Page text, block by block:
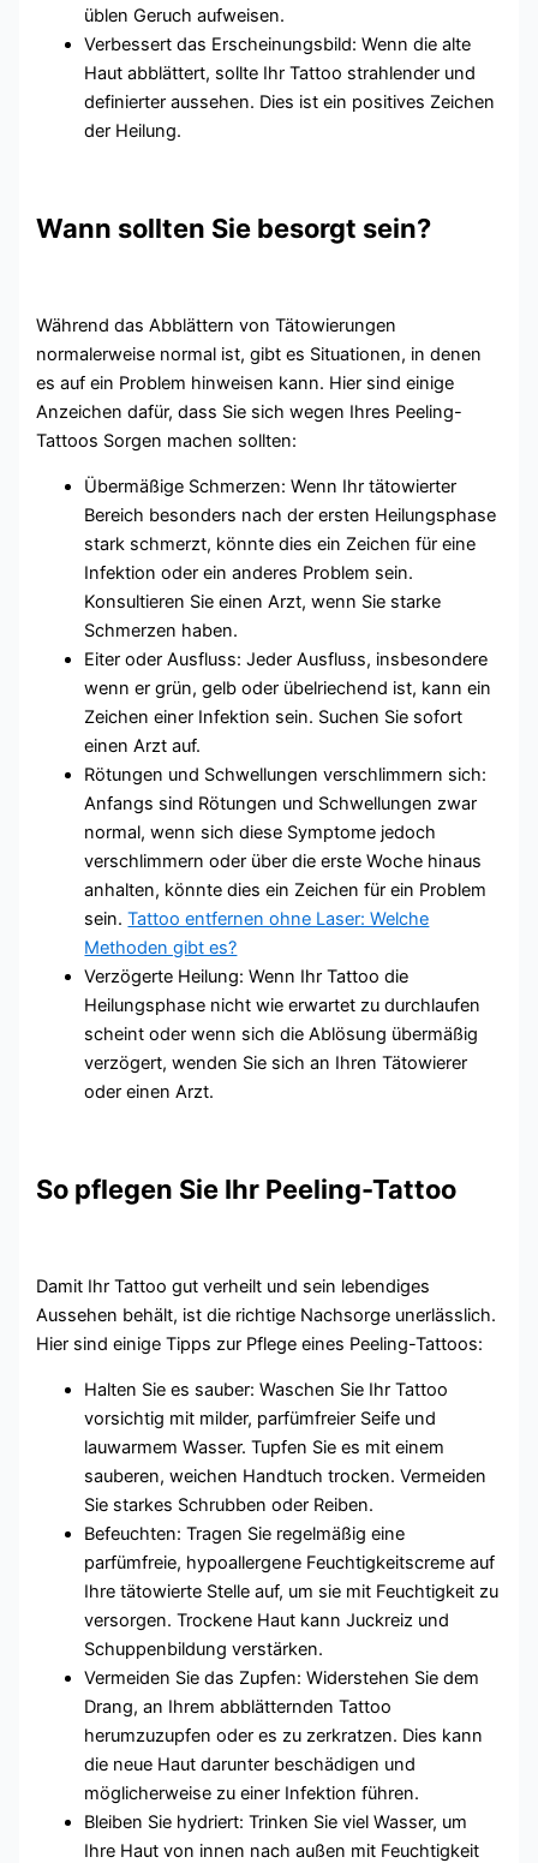
üblen Geruch aufweisen.
Verbessert das Erscheinungsbild: Wenn die alte
Haut abblättert, sollte Ihr Tattoo strahlender und
definierter aussehen. Dies ist ein positives Zeichen
der Heilung.
Wann sollten Sie besorgt sein?
Während das Abblättern von Tätowierungen
normalerweise normal ist, gibt es Situationen, in denen
es auf ein Problem hinweisen kann. Hier sind einige
Anzeichen dafür, dass Sie sich wegen Ihres Peeling-
Tattoos Sorgen machen sollten:
Übermäßige Schmerzen: Wenn Ihr tätowierter
Bereich besonders nach der ersten Heilungsphase
stark schmerzt, könnte dies ein Zeichen für eine
Infektion oder ein anderes Problem sein.
Konsultieren Sie einen Arzt, wenn Sie starke
Schmerzen haben.
Eiter oder Ausfluss: Jeder Ausfluss, insbesondere
wenn er grün, gelb oder übelriechend ist, kann ein
Zeichen einer Infektion sein. Suchen Sie sofort
einen Arzt auf.
Rötungen und Schwellungen verschlimmern sich:
Anfangs sind Rötungen und Schwellungen zwar
normal, wenn sich diese Symptome jedoch
verschlimmern oder über die erste Woche hinaus
anhalten, könnte dies ein Zeichen für ein Problem
sein.Tattoo entfernen ohne Laser: Welche
Methoden gibt es?
Verzögerte Heilung: Wenn Ihr Tattoo die
Heilungsphase nicht wie erwartet zu durchlaufen
scheint oder wenn sich die Ablösung übermäßig
verzögert, wenden Sie sich an Ihren Tätowierer
oder einen Arzt.
So pflegen Sie Ihr Peeling-Tattoo
Damit Ihr Tattoo gut verheilt und sein lebendiges
Aussehen behält, ist die richtige Nachsorge unerlässlich.
Hier sind einige Tipps zur Pflege eines Peeling-Tattoos:
Halten Sie es sauber: Waschen Sie Ihr Tattoo
vorsichtig mit milder, parfümfreier Seife und
lauwarmem Wasser. Tupfen Sie es mit einem
sauberen, weichen Handtuch trocken. Vermeiden
Sie starkes Schrubben oder Reiben.
Befeuchten: Tragen Sie regelmäßig eine
parfümfreie, hypoallergene Feuchtigkeitscreme auf
Ihre tätowierte Stelle auf, um sie mit Feuchtigkeit zu
versorgen. Trockene Haut kann Juckreiz und
Schuppenbildung verstärken.
Vermeiden Sie das Zupfen: Widerstehen Sie dem
Drang, an Ihrem abblätternden Tattoo
herumzuzupfen oder es zu zerkratzen. Dies kann
die neue Haut darunter beschädigen und
möglicherweise zu einer Infektion führen.
Bleiben Sie hydriert: Trinken Sie viel Wasser, um
Ihre Haut von innen nach außen mit Feuchtigkeit